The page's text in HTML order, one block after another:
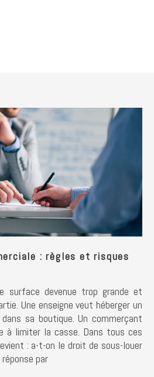
: règles et risques
surface devenue trop grande et
Une enseigne veut héberger un
sa boutique. Un commerçant
à limiter la casse. Dans tous ces
: a-t-on le droit de sous-louer
par